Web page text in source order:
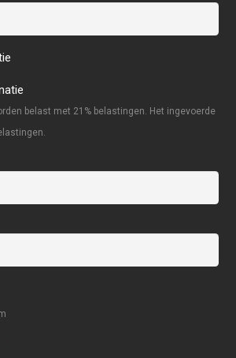
belast met 21% belastingen. Het ingevoerde